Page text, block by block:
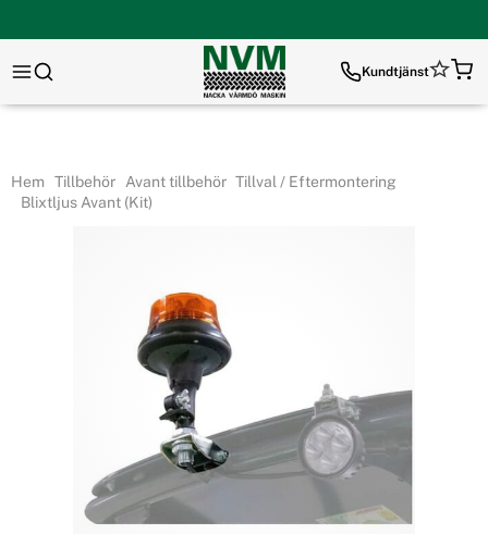
Kundtjänst
Hem Tillbehör Avant tillbehör Tillval / Eftermontering
Blixtljus Avant (Kit)